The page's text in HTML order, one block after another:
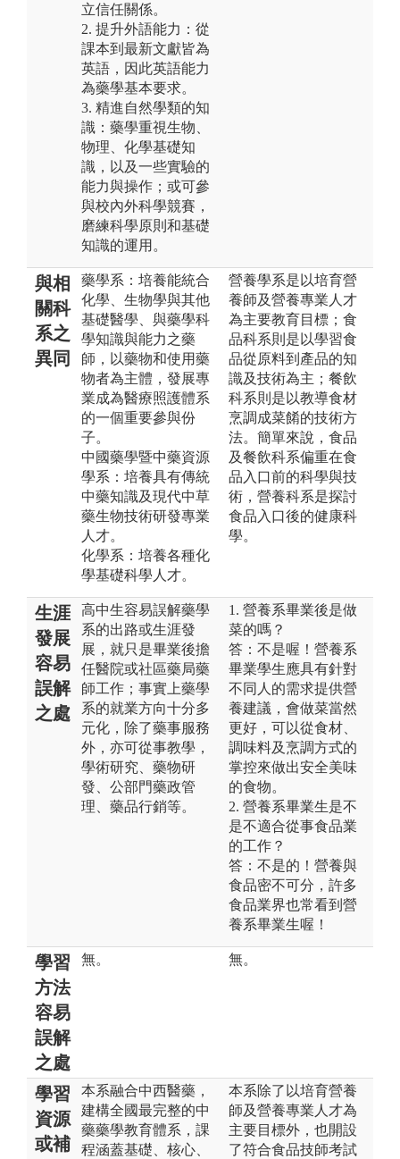
立信任關係。
2. 提升外語能力：從
課本到最新文獻皆為
英語，因此英語能力
為藥學基本要求。
3. 精進自然學類的知
識：藥學重視生物、
物理、化學基礎知
識，以及一些實驗的
能力與操作；或可參
與校內外科學競賽，
磨練科學原則和基礎
知識的運用。
與相
關科
系之
異同
藥學系：培養能統合
化學、生物學與其他
基礎醫學、與藥學科
學知識與能力之藥
師，以藥物和使用藥
物者為主體，發展專
業成為醫療照護體系
的一個重要參與份
子。
中國藥學暨中藥資源
學系：培養具有傳統
中藥知識及現代中草
藥生物技術研發專業
人才。
化學系：培養各種化
學基礎科學人才。
營養學系是以培育營
養師及營養專業人才
為主要教育目標；食
品科系則是以學習食
品從原料到產品的知
識及技術為主；餐飲
科系則是以教導食材
烹調成菜餚的技術方
法。簡單來說，食品
及餐飲科系偏重在食
品入口前的科學與技
術，營養科系是探討
食品入口後的健康科
學。
生涯
發展
容易
誤解
之處
高中生容易誤解藥學
系的出路或生涯發
展，就只是畢業後擔
任醫院或社區藥局藥
師工作；事實上藥學
系的就業方向十分多
元化，除了藥事服務
外，亦可從事教學，
學術研究、藥物研
發、公部門藥政管
理、藥品行銷等。
1. 營養系畢業後是做
菜的嗎？
答：不是喔！營養系
畢業學生應具有針對
不同人的需求提供營
養建議，會做菜當然
更好，可以從食材、
調味料及烹調方式的
掌控來做出安全美味
的食物。
2. 營養系畢業生是不
是不適合從事食品業
的工作？
答：不是的！營養與
食品密不可分，許多
食品業界也常看到營
養系畢業生喔！
學習
方法
容易
誤解
之處
無。 無。
學習
資源
或補
本系融合中西醫藥，
建構全國最完整的中
藥藥學教育體系，課
程涵蓋基礎、核心、
本系除了以培育營養
師及營養專業人才為
主要目標外，也開設
了符合食品技師考試